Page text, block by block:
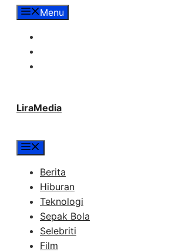
LangsungMenu
LiraMedia
Berita
Hiburan
Teknologi
Sepak Bola
Selebriti
Film